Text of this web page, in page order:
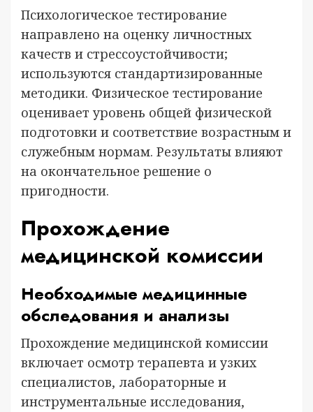
Психологическое тестирование
направлено на оценку личностных
качеств и стрессоустойчивости;
используются стандартизированные
методики. Физическое тестирование
оценивает уровень общей физической
подготовки и соответствие возрастным и
служебным нормам. Результаты влияют
на окончательное решение о
пригодности.
Прохождение
медицинской комиссии
Необходимые медицинные
обследования и анализы
Прохождение медицинской комиссии
включает осмотр терапевта и узких
специалистов, лабораторные и
инструментальные исследования,